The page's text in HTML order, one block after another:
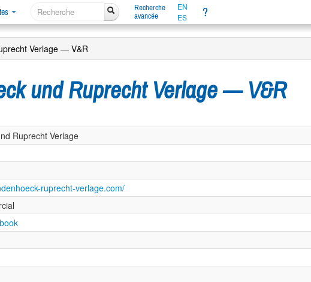
Recherche
avancée
EN
ES
?
Verlage — V&R
und Ruprecht Verlage — V&R
Ruprecht Verlage
ruprecht-verlage.com/